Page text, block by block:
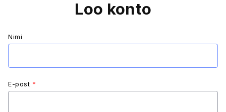
Loo konto
Nimi
E-post *